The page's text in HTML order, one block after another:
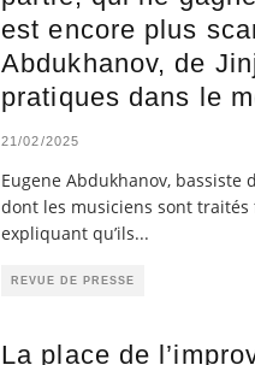
est encore plus
Abdukhanov, de
pratiques dans le
21/02/2025
Eugene Abdukhanov, bassiste
dont les musiciens sont
expliquant qu’ils...
REVUE DE PRESSE
La place de